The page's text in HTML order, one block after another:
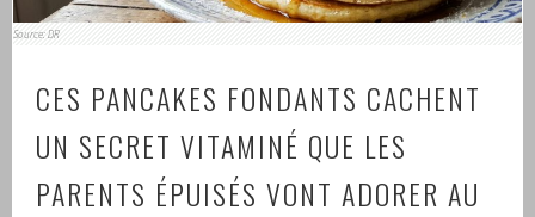
Source: DR
CES PANCAKES FONDANTS CACHENT
UN SECRET VITAMINÉ QUE LES
PARENTS ÉPUISÉS VONT ADORER AU